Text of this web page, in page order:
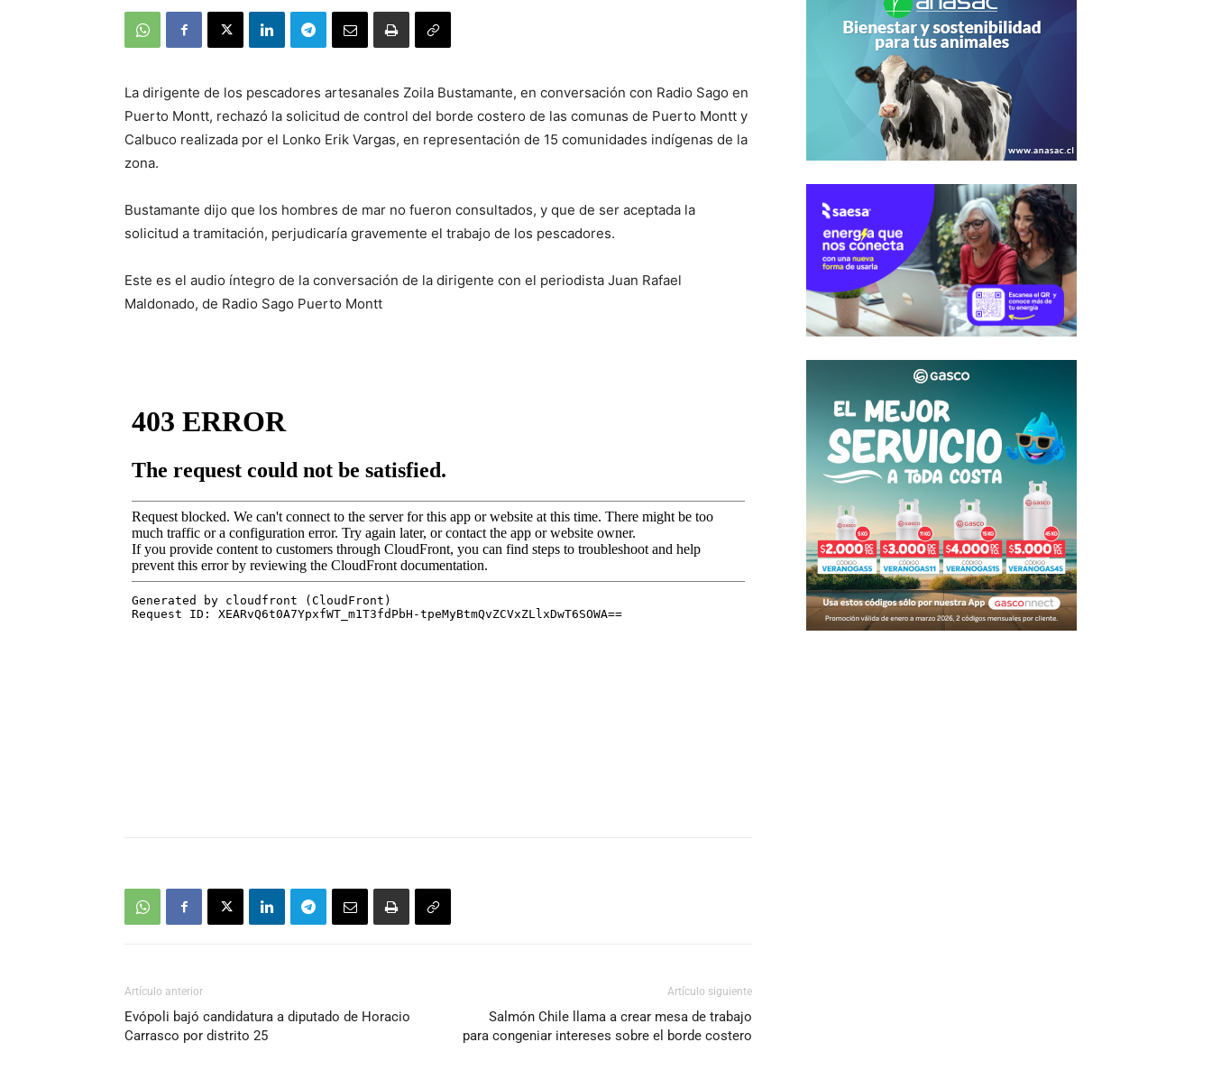
La dirigente de los pescadores artesanales Zoila Bustamante, en conversación con Radio Sago en
Puerto Montt, rechazó la solicitud de control del borde costero de las comunas de Puerto Montt y
Calbuco realizada por el Lonko Erik Vargas, en representación de 15 comunidades indígenas de la
zona.
Bustamante dijo que los hombres de mar no fueron consultados, y que de ser aceptada la
solicitud a tramitación, perjudicaría gravemente el trabajo de los pescadores.
Este es el audio íntegro de la conversación de la dirigente con el periodista Juan Rafael
Maldonado, de Radio Sago Puerto Montt
Artículo anterior
Evópoli bajó candidatura a diputado de Horacio
Carrasco por distrito 25
Artículo siguiente
Salmón Chile llama a crear mesa de trabajo
para congeniar intereses sobre el borde costero